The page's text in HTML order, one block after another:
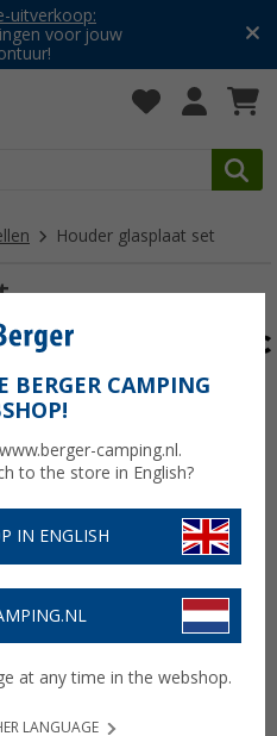
uitverkoop:
voor jouw
Houder glasplaat set
BERGER CAMPING
camping.nl.
to the store in English?
IN ENGLISH
at any time in the webshop.
LANGUAGE